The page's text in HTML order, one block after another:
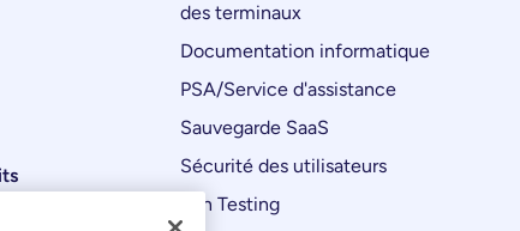
des terminaux
Documentation informatique
PSA/Service d'assistance
Sauvegarde SaaS
Sécurité des utilisateurs
Pen Testing